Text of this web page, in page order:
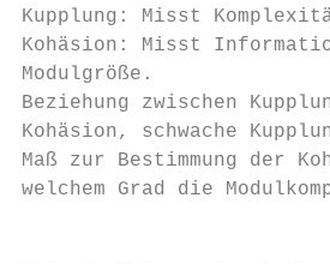
Kupplung: Misst
Kohäsion: Misst
Modulgröße.
Beziehung zwischen
Kohäsion, schwache
Maß zur Bestimmung der
welchem Grad die